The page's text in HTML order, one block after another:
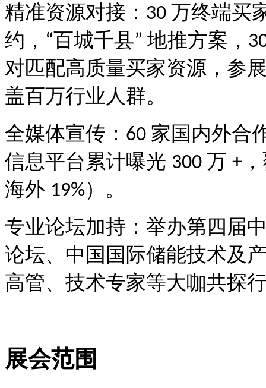
精准资源对接： 30 万终端买
约， “百城千县” 地推方案，
对匹配高质量买家资源，参
盖百万行业人群。
全媒体宣传： 60 家国内外合
信息平台累计曝光 300 万 +
海外 19%）。
专业论坛加持：举办第四届
论坛、中国国际储能技术及
高管、技术专家等大咖共探
展会范围